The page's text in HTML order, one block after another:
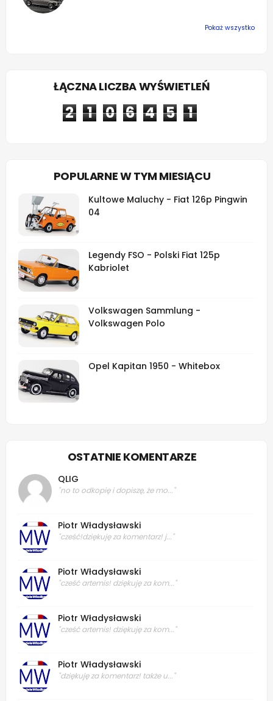
Pokaż wszystko
ŁĄCZNA LICZBA WYŚWIETLEŃ
2 1 0 6 4 5 1
POPULARNE W TYM MIESIĄCU
Kultowe Maluchy - Fiat 126p Pingwin
04
Legendy FSO - Polski Fiat 125p
Kabriolet
Volkswagen Sammlung -
Volkswagen Polo
Opel Kapitan 1950 - Whitebox
OSTATNIE KOMENTARZE
QLIG
"no to odkopię i dopiszę, że mo..."
Piotr Władysławski
"cześć!dziękuję za komentarz! j..."
Piotr Władysławski
"cześć artemis! dziękuję za kom..."
Piotr Władysławski
"cześć artemis! dziękuję za kom..."
Piotr Władysławski
"dziękuję za komentarz! także u..."